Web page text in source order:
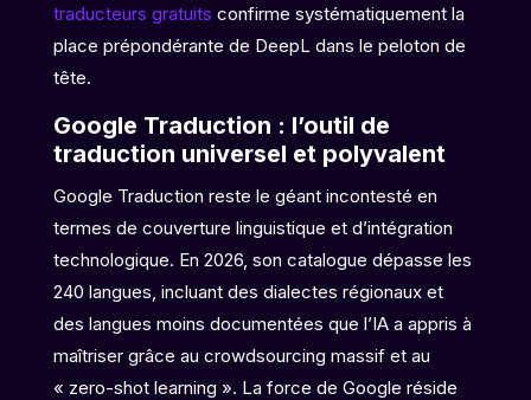
traducteurs gratuits confirme systématiquement la
place prépondérante de DeepL dans le peloton de
tête.
Google Traduction : l’outil de
traduction universel et polyvalent
Google Traduction reste le géant incontesté en
termes de couverture linguistique et d’intégration
technologique. En 2026, son catalogue dépasse les
240 langues, incluant des dialectes régionaux et
des langues moins documentées que l’IA a appris à
maîtriser grâce au crowdsourcing massif et au
« zero-shot learning ». La force de Google réside